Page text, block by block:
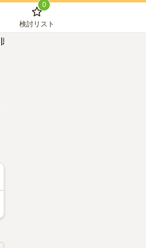
0
検討リスト
駅のお墓（霊園・墓地）